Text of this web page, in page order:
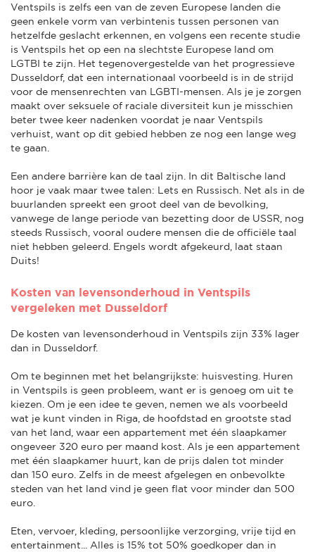
Ventspils is zelfs een van de zeven Europese landen die
geen enkele vorm van verbintenis tussen personen van
hetzelfde geslacht erkennen, en volgens een recente studie
is Ventspils het op een na slechtste Europese land om
LGTBI te zijn. Het tegenovergestelde van het progressieve
Dusseldorf, dat een internationaal voorbeeld is in de strijd
voor de mensenrechten van LGBTI-mensen. Als je je zorgen
maakt over seksuele of raciale diversiteit kun je misschien
beter twee keer nadenken voordat je naar Ventspils
verhuist, want op dit gebied hebben ze nog een lange weg
te gaan.
Een andere barrière kan de taal zijn. In dit Baltische land
hoor je vaak maar twee talen: Lets en Russisch. Net als in de
buurlanden spreekt een groot deel van de bevolking,
vanwege de lange periode van bezetting door de USSR, nog
steeds Russisch, vooral oudere mensen die de officiële taal
niet hebben geleerd. Engels wordt afgekeurd, laat staan
Duits!
Kosten van levensonderhoud in Ventspils
vergeleken met Dusseldorf
De kosten van levensonderhoud in Ventspils zijn 33% lager
dan in Dusseldorf.
Om te beginnen met het belangrijkste: huisvesting. Huren
in Ventspils is geen probleem, want er is genoeg om uit te
kiezen. Om je een idee te geven, nemen we als voorbeeld
wat je kunt vinden in Riga, de hoofdstad en grootste stad
van het land, waar een appartement met één slaapkamer
ongeveer 320 euro per maand kost. Als je een appartement
met één slaapkamer huurt, kan de prijs dalen tot minder
dan 150 euro. Zelfs in de meest afgelegen en onbevolkte
steden van het land vind je geen flat voor minder dan 500
euro.
Eten, vervoer, kleding, persoonlijke verzorging, vrije tijd en
entertainment... Alles is 15% tot 50% goedkoper dan in